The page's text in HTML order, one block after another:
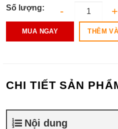
Số lượng:
MUA NGAY THÊM
CHI TIẾT SẢN
Nội dung